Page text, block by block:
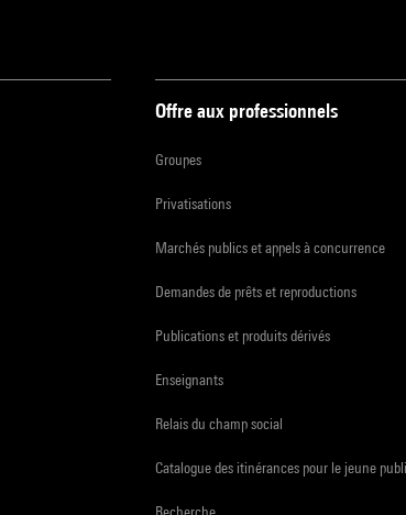
Offre aux professionnels
Groupes
Privatisations
Marchés publics et appels à concurrence
Demandes de prêts et reproductions
Publications et produits dérivés
Enseignants
Relais du champ social
Catalogue des itinérances pour le jeune
Recherche